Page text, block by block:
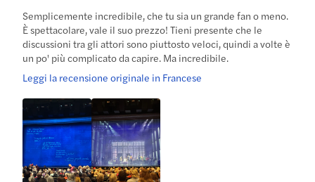
Semplicemente incredibile, che tu sia un grande fan o meno.
È spettacolare, vale il suo prezzo! Tieni presente che le
discussioni tra gli attori sono piuttosto veloci, quindi a volte è
un po' più complicato da capire. Ma incredibile.
Leggi la recensione originale in Francese